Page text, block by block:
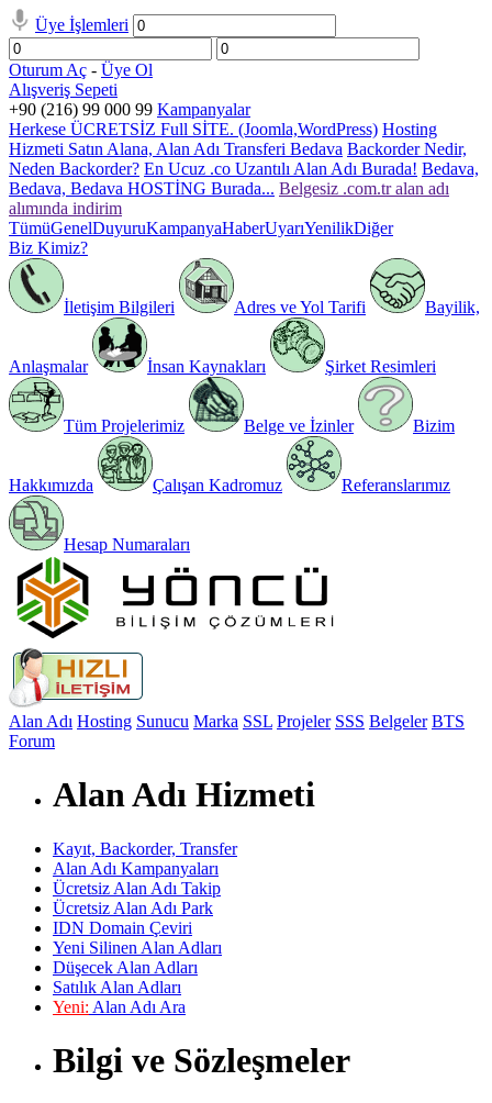
Üye İşlemleri
Oturum Aç - Üye Ol
Alışveriş Sepeti
+90 (216) 99 000 99 Kampanyalar
Herkese ÜCRETSİZ Full SİTE. (Joomla,WordPress) Hosting
Hizmeti Satın Alana, Alan Adı Transferi Bedava Backorder Nedir,
Neden Backorder? En Ucuz .co Uzantılı Alan Adı Burada! Bedava,
Bedava, Bedava HOSTİNG Burada... Belgesiz .com.tr alan adı
alımında indirim
TümüGenelDuyuruKampanyaHaberUyarıYenilikDiğer
Biz Kimiz?
İletişim Bilgileri Adres ve Yol Tarifi Bayilik,
Anlaşmalar İnsan Kaynakları Şirket Resimleri
Tüm Projelerimiz Belge ve İzinler Bizim
Hakkımızda Çalışan Kadromuz Referanslarımız
Hesap Numaraları
Alan Adı Hosting Sunucu Marka SSL Projeler SSS Belgeler BTS
Forum
Alan Adı Hizmeti
Kayıt, Backorder, Transfer
Alan Adı Kampanyaları
Ücretsiz Alan Adı Takip
Ücretsiz Alan Adı Park
IDN Domain Çeviri
Yeni Silinen Alan Adları
Düşecek Alan Adları
Satılık Alan Adları
Yeni: Alan Adı Ara
Bilgi ve Sözleşmeler